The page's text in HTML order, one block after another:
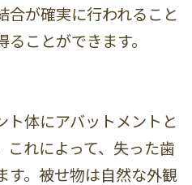
合が確実に行われること
ことができます。
ト体にアバットメントと
れによって、失った歯
す。被せ物は自然な外観